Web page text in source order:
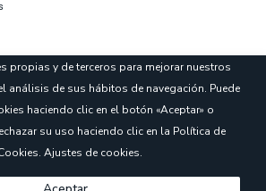
propias y de terceros para mejorar nuestros
análisis de sus hábitos de navegación. Puede
haciendo clic en el botón «Aceptar» o
su uso haciendo clic en la Política de
. Ajustes de cookies.